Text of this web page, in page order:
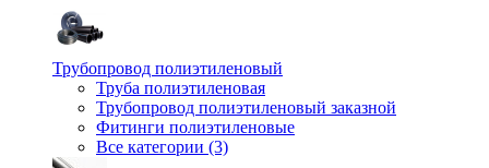
Трубопровод полиэтиленовый
Труба полиэтиленовая
Трубопровод полиэтиленовый заказной
Фитинги полиэтиленовые
Все категории (3)